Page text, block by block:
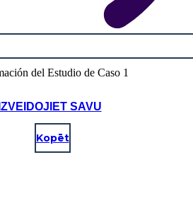
IZVEIDOJIET SAVU
Kopēt